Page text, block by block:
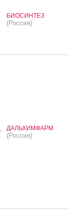
БИОСИНТЕЗ
(Россия)
ДАЛЬХИМФАРМ
(Россия)